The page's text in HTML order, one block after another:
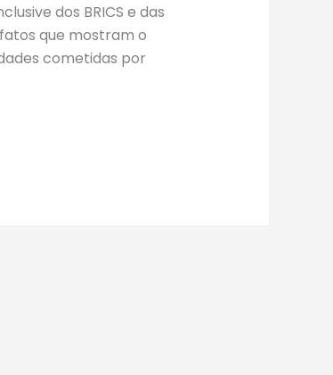
dos BRICS e das
que mostram o
cometidas por